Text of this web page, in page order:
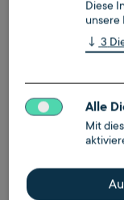
Moderne
Investitionen
mehr zu
Termin buchen
Diese
unsere
↓ 3
Alle
Mit